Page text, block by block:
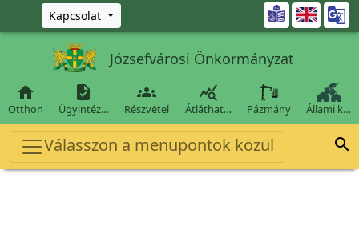
Ugrás a fő tartalomra
Kapcsolat 
Józsefvárosi Önkormányzat

Otthon

Ügyintéz…

Részvétel

Átláthat… Pázmány Állami k…
Válasszon a menüpontok közül 